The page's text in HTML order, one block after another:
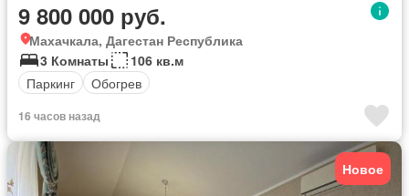
9 800 000 руб.
Махачкала, Дагестан Республика
3 Комнаты
106 кв.м
Паркинг
Обогрев
16 часов назад
Новое